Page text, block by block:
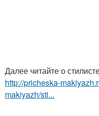
Далее читайте о
http://pricheska-
makiyazh/sti...